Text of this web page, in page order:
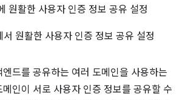
원활한 사용자 인증 정보 공유 설정
서 원활한 사용자 인증 정보 공유 설정
드를 공유하는 여러 도메인을 사용하는
인이 서로 사용자 인증 정보를 공유할 수